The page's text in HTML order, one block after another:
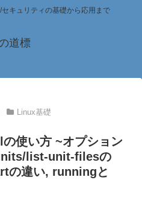
セキュリティの基礎から応用まで
道標
Linux基礎
使い方 ~オプション
list-unit-filesの
の違い, runningと